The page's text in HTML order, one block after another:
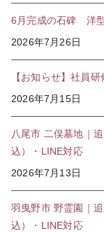
6月完成の石碑 洋
2026年7月26日
【お知らせ】社員
2026年7月15日
八尾市 二俣墓地｜
込）・LINE対応
2026年7月13日
羽曳野市 野霊園｜
込）・LINE対応